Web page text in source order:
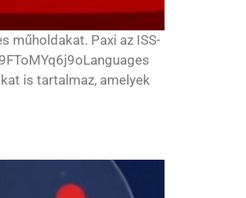
műholdakat. Paxi az ISS-
is tartalmaz, amelyek